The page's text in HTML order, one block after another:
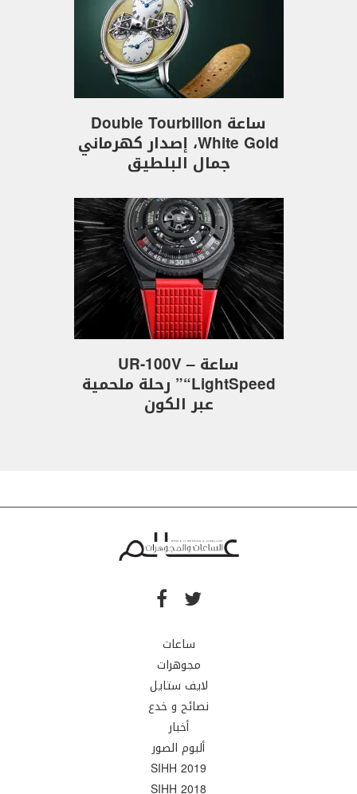
ساعة Double Tourbillon
White Gold، إصدار كهرماني
جمال البلطيق
ساعة UR-100V –
“LightSpeed” رحلة ملحمية
عبر الكون
ساعات
مجوهرات
لايف ستايل
نصائح و خدع
أخبار
ألبوم الصور
SIHH 2019
SIHH 2018